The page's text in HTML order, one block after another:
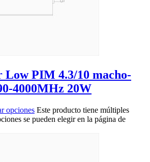
Low PIM 4.3/10 macho-
4000MHz 20W
opciones Este producto tiene múltiples
se pueden elegir en la página de